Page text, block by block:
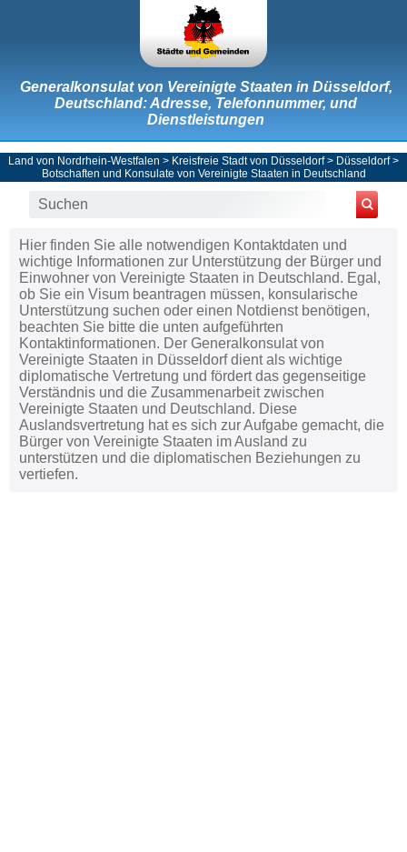
Generalkonsulat von Vereinigte Staaten in Düsseldorf,
Deutschland: Adresse, Telefonnummer, und
Dienstleistungen
Land von Nordrhein-Westfalen > Kreisfreie Stadt von Düsseldorf> Düsseldorf>
Botschaften und Konsulate von Vereinigte Staaten in Deutschland
Hier finden Sie alle notwendigen Kontaktdaten und
wichtige Informationen zur Unterstützung der Bürger und
Einwohner von Vereinigte Staaten in Deutschland. Egal,
ob Sie ein Visum beantragen müssen, konsularische
Unterstützung suchen oder einen Notdienst benötigen,
beachten Sie bitte die unten aufgeführten
Kontaktinformationen. Der Generalkonsulat von
Vereinigte Staaten in Düsseldorf dient als wichtige
diplomatische Vertretung und fördert das gegenseitige
Verständnis und die Zusammenarbeit zwischen
Vereinigte Staaten und Deutschland. Diese
Auslandsvertretung hat es sich zur Aufgabe gemacht, die
Bürger von Vereinigte Staaten im Ausland zu
unterstützen und die diplomatischen Beziehungen zu
vertiefen.